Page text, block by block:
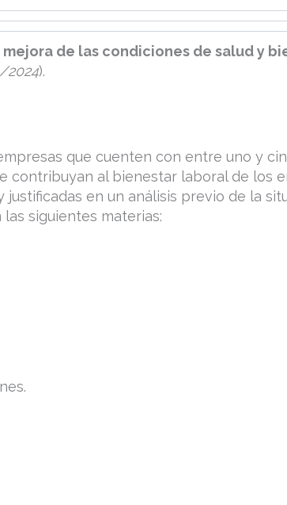
de las condiciones de salud y
2024).
que cuenten con entre uno y
contribuyan al bienestar laboral de los
justificadas en un análisis previo de la
siguientes materias: